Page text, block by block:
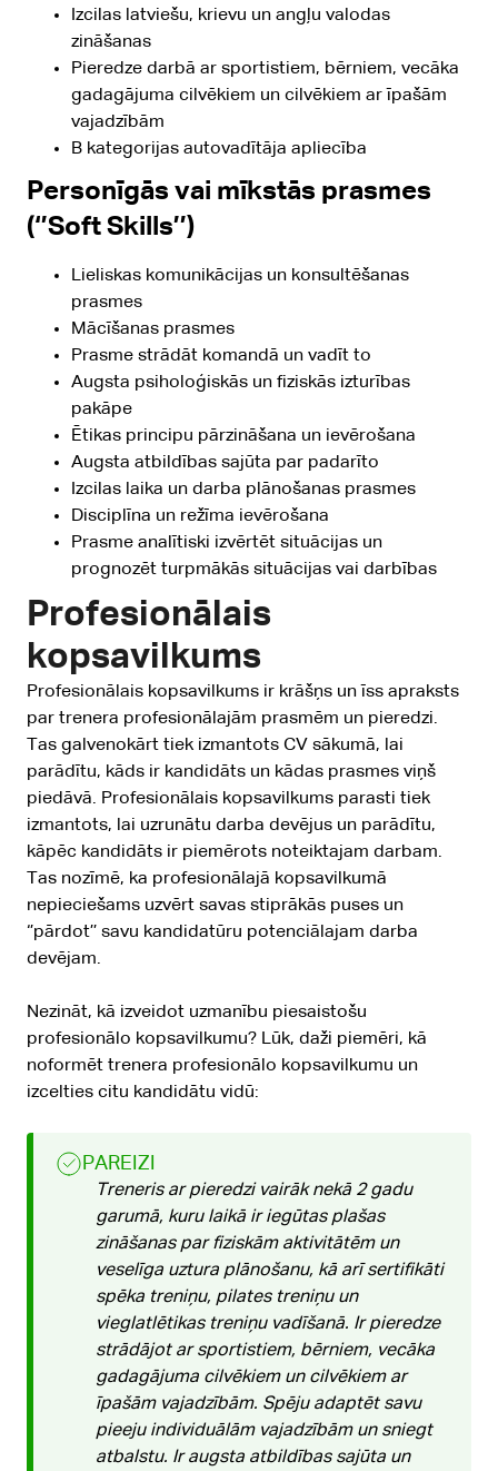
Izcilas latviešu, krievu un angļu valodas
zināšanas
Pieredze darbā ar sportistiem, bērniem, vecāka
gadagājuma cilvēkiem un cilvēkiem ar īpašām
vajadzībām
B kategorijas autovadītāja apliecība
Personīgās vai mīkstās prasmes
(‘’Soft Skills’’)
Lieliskas komunikācijas un konsultēšanas
prasmes
Mācīšanas prasmes
Prasme strādāt komandā un vadīt to
Augsta psiholoģiskās un fiziskās izturības
pakāpe
Ētikas principu pārzināšana un ievērošana
Augsta atbildības sajūta par padarīto
Izcilas laika un darba plānošanas prasmes
Disciplīna un režīma ievērošana
Prasme analītiski izvērtēt situācijas un
prognozēt turpmākās situācijas vai darbības
Profesionālais
kopsavilkums
Profesionālais kopsavilkums ir krāšņs un īss apraksts
par trenera profesionālajām prasmēm un pieredzi.
Tas galvenokārt tiek izmantots CV sākumā, lai
parādītu, kāds ir kandidāts un kādas prasmes viņš
piedāvā. Profesionālais kopsavilkums parasti tiek
izmantots, lai uzrunātu darba devējus un parādītu,
kāpēc kandidāts ir piemērots noteiktajam darbam.
Tas nozīmē, ka profesionālajā kopsavilkumā
nepieciešams uzvērt savas stiprākās puses un
‘’pārdot’’ savu kandidatūru potenciālajam darba
devējam.
Nezināt, kā izveidot uzmanību piesaistošu
profesionālo kopsavilkumu? Lūk, daži piemēri, kā
noformēt trenera profesionālo kopsavilkumu un
izcelties citu kandidātu vidū:
PAREIZI
Treneris ar pieredzi vairāk nekā 2 gadu
garumā, kuru laikā ir iegūtas plašas
zināšanas par fiziskām aktivitātēm un
veselīga uztura plānošanu, kā arī sertifikāti
spēka treniņu, pilates treniņu un
vieglatlētikas treniņu vadīšanā. Ir pieredze
strādājot ar sportistiem, bērniem, vecāka
gadagājuma cilvēkiem un cilvēkiem ar
īpašām vajadzībām. Spēju adaptēt savu
pieeju individuālām vajadzībām un sniegt
atbalstu. Ir augsta atbildības sajūta un